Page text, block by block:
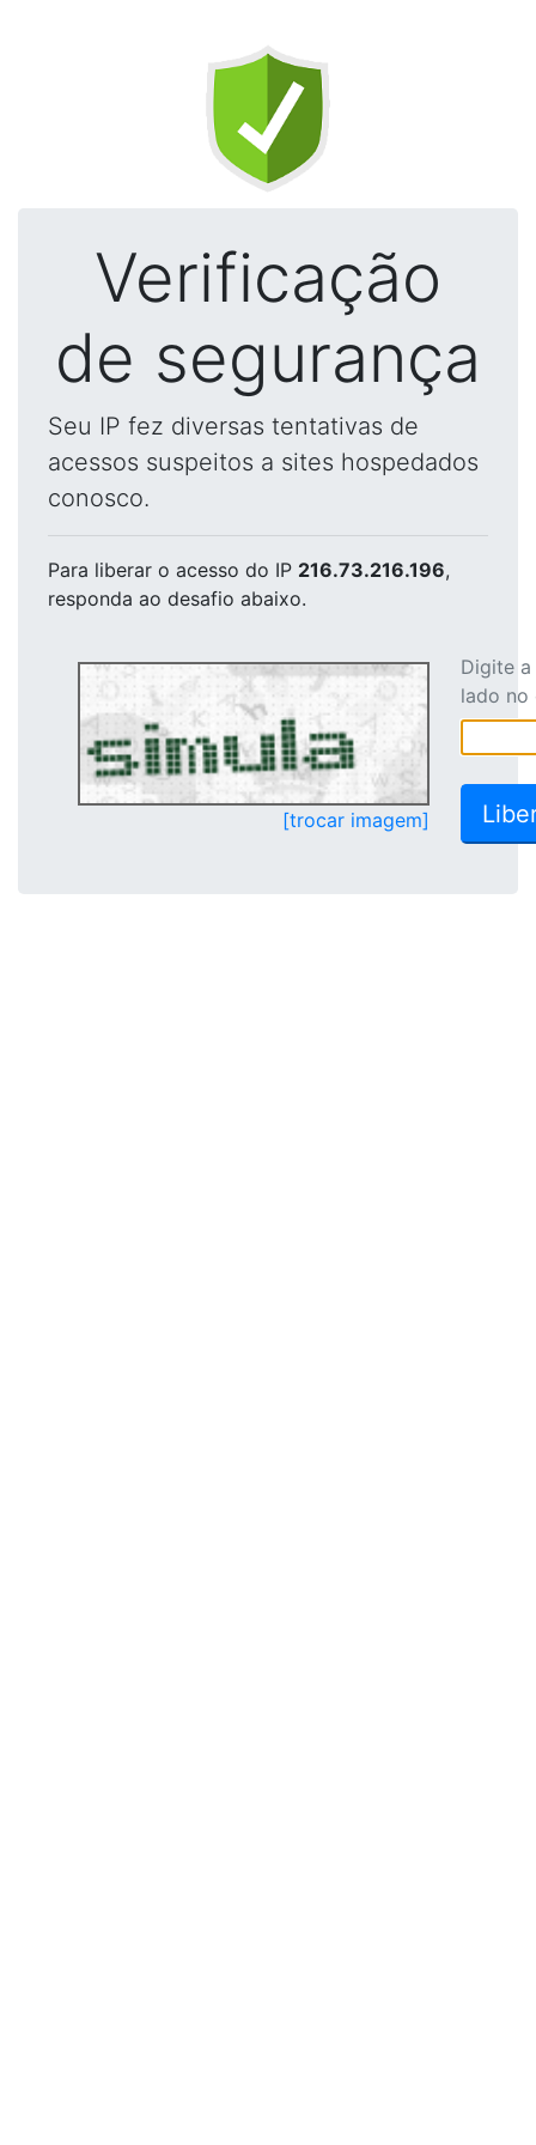
Verificação
de segurança
Seu IP fez diversas tentativas de
acessos suspeitos a sites hospedados
conosco.
Para liberar o acesso do IP 216.73.216.196,
responda ao desafio abaixo.
[trocar imagem]
Digite
lado no